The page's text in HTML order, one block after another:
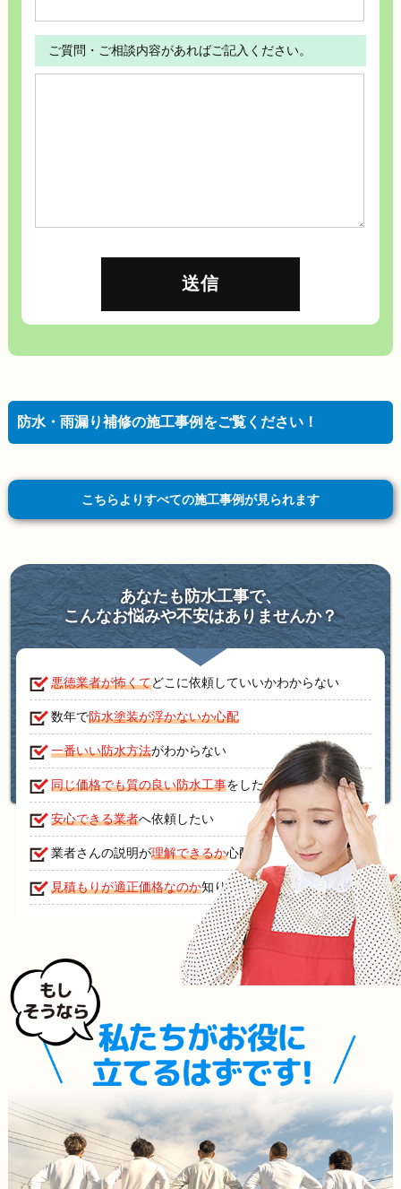
ご質問・ご相談内容があればご記入ください。
防水・雨漏り補修の施工事例をご覧ください！
こちらよりすべての施工事例が見られます
あなたも防水工事で、
こんなお悩みや不安はありませんか？
悪徳業者が怖くてどこに依頼していいかわからない
数年で防水塗装が浮かないか心配
一番いい防水方法がわからない
同じ価格でも質の良い防水工事をしたい
安心できる業者へ依頼したい
業者さんの説明が理解できるか心配
見積もりが適正価格なのか知りたい